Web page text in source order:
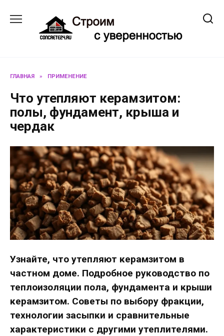
содержанию
ГЛАВНАЯ » ПРИМЕНЕНИЕ
Что утепляют керамзитом:
полы, фундамент, крыша и
чердак
Узнайте, что утепляют керамзитом в
частном доме. Подробное руководство по
теплоизоляции пола, фундамента и крыши
керамзитом. Советы по выбору фракции,
технологии засыпки и сравнительные
характеристики с другими утеплителями.